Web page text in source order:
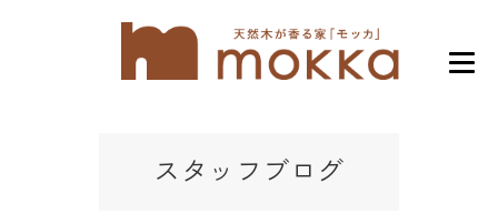
スタッフブログ